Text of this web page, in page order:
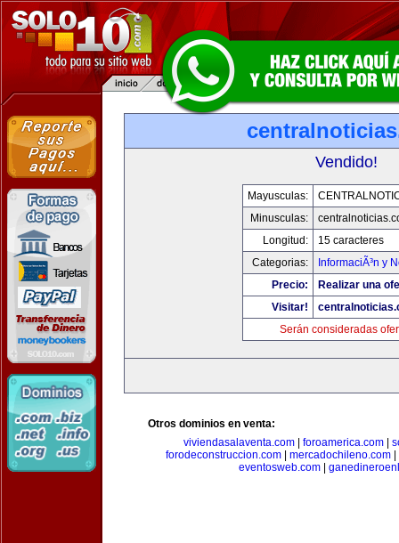
Vendido!
Mayusculas:
Minusculas:
Longitud:
15 caracteres
Categorias:
InformaciÃ³n y
Precio:
Realizar una
Visitar!
Serán consideradas
Otros dominios en venta:
viviendasalaventa.com| foroamerica.com|
forodeconstruccion.com
mercadochileno.com
eventosweb.com|